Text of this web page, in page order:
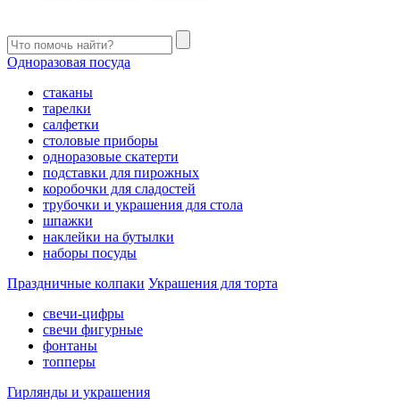
Одноразовая посуда
стаканы
тарелки
салфетки
столовые приборы
одноразовые скатерти
подставки для пирожных
коробочки для сладостей
трубочки и украшения для стола
шпажки
наклейки на бутылки
наборы посуды
Праздничные колпаки Украшения для торта
свечи-цифры
свечи фигурные
фонтаны
топперы
Гирлянды и украшения